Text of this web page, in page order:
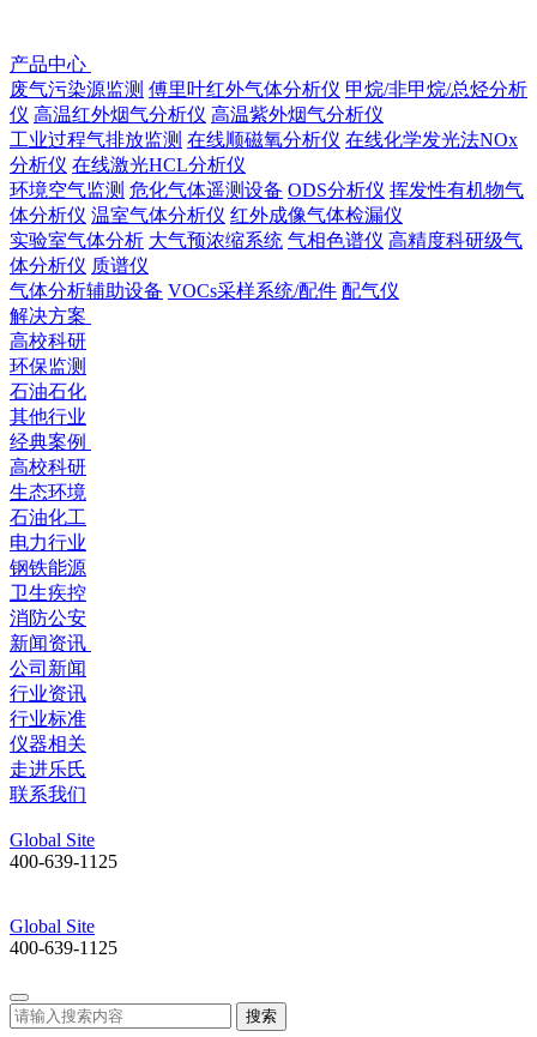
产品中心
废气污染源监测 傅里叶红外气体分析仪 甲烷/非甲烷/总烃分析
仪 高温红外烟气分析仪 高温紫外烟气分析仪
工业过程气排放监测 在线顺磁氧分析仪 在线化学发光法NOx
分析仪 在线激光HCL分析仪
环境空气监测 危化气体遥测设备 ODS分析仪 挥发性有机物⽓
体分析仪 温室⽓体分析仪 红外成像气体检漏仪
实验室气体分析 大气预浓缩系统 气相色谱仪 高精度科研级⽓
体分析仪 质谱仪
气体分析辅助设备 VOCs采样系统/配件 配气仪
解决方案
高校科研
环保监测
石油石化
其他行业
经典案例
高校科研
生态环境
石油化工
电力行业
钢铁能源
卫生疾控
消防公安
新闻资讯
公司新闻
行业资讯
行业标准
仪器相关
走进乐氏
联系我们
Global Site
400-639-1125
Global Site
400-639-1125
搜索